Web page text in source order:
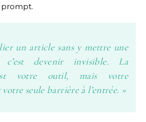
prompt.
un article sans y mettre une
devenir invisible. La
votre outil, mais votre
seule barrière à l’entrée. »